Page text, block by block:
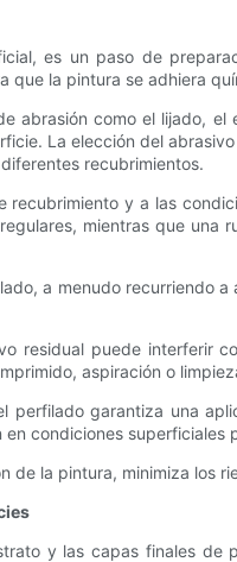
es un paso de
la pintura se adhiera
abrasión como el lijado,
La elección del
recubrimientos.
y a las
mientras que
a menudo recurriendo
residual puede
aspiración o
perfilado garantiza una
condiciones
de la pintura, minimiza
y las capas finales